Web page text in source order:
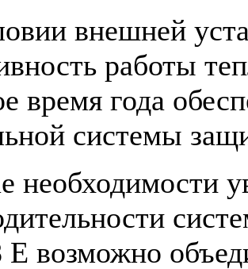
внешней
работы
время года
системы
необходимости
возможно